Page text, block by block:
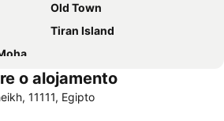
Old Town
Tiran Island
o alojamento
11111, Egipto